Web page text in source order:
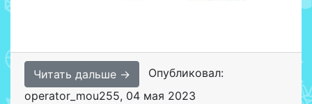
Читать дальше →
Опубликовал:
operator_mou255, 04 мая 2023